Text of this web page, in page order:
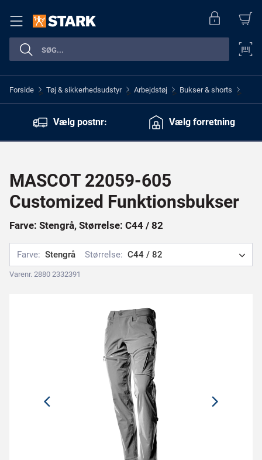
Forside > Tøj & sikkerhedsudstyr > Arbejdstøj > Bukser & shorts >
Vælg postnr: Vælg forretning
MASCOT 22059-605
Customized Funktionsbukser
Farve: Stengrå, Størrelse: C44 / 82
Farve: Stengrå Størrelse: C44 / 82
Varenr. 2880 2332391